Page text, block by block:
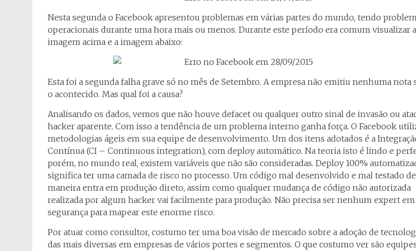
Nesta segunda o Facebook apresentou problemas em várias partes do mundo, tendo
operacionais durante uma hora mais ou menos. Durante este período era comum visualizar a
imagem acima e a imagem abaixo:
Esta foi a segunda falha grave só no mês de Setembro. A empresa não emitiu nenhuma nota
o acontecido. Mas qual foi a causa?
Analisando os dados, vemos que não houve defacet ou qualquer outro sinal de invasão ou
hacker aparente. Com isso a tendência de um problema interno ganha força. O Facebook
metodologias ágeis em sua equipe de desenvolvimento. Um dos itens adotados é a
Contínua (CI – Continuous integration), com deploy automático. Na teoria isto é lindo e
porém, no mundo real, existem variáveis que não são consideradas. Deploy 100%
significa ter uma camada de risco no processo. Um código mal desenvolvido e mal testado
maneira entra em produção direto, assim como qualquer mudança de código não autorizada
realizada por algum hacker vai facilmente para produção. Não precisa ser nenhum expert em
segurança para mapear este enorme risco.
Por atuar como consultor, costumo ter uma boa visão de mercado sobre a adoção de
das mais diversas em empresas de vários portes e segmentos. O que costumo ver são